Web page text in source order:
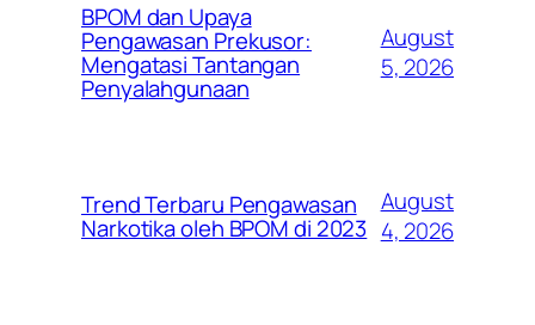
BPOM dan Upaya
Pengawasan Prekusor:
Mengatasi Tantangan
Penyalahgunaan
August
5, 2026
Trend Terbaru Pengawasan
Narkotika oleh BPOM di 2023
August
4, 2026